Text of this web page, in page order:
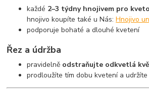
každé 2–3 týdny hnojivem pro
hnojivo koupíte také u Nás:Hnojivo
podporuje bohaté a dlouhé kvetení
Řez a údržba
pravidelně odstraňujte odkvetlá
prodloužíte tím dobu kvetení a